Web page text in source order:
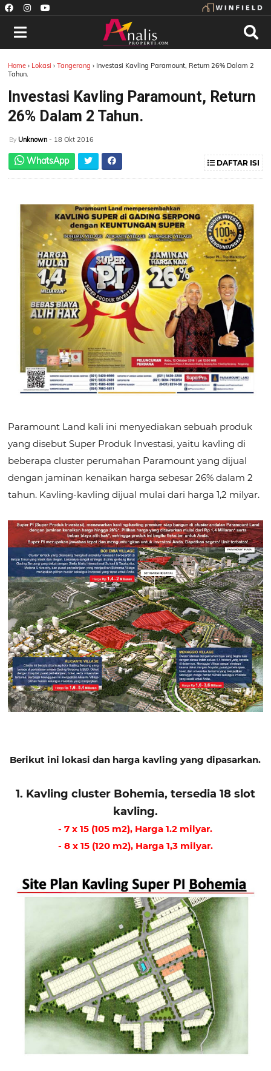
Home › Lokasi › Tangerang› Investasi Kavling Paramount, Return 26% Dalam 2
Tahun.
Investasi Kavling Paramount, Return
26% Dalam 2 Tahun.
By Unknown - 18 Okt 2016
WhatsApp DAFTAR ISI
Paramount Land kali ini menyediakan sebuah produk
yang disebut Super Produk Investasi, yaitu kavling di
beberapa cluster perumahan Paramount yang dijual
dengan jaminan kenaikan harga sebesar 26% dalam 2
tahun. Kavling-kavling dijual mulai dari harga 1,2 milyar.
Berikut ini lokasi dan harga kavling yang dipasarkan.
1. Kavling cluster Bohemia, tersedia 18 slot
kavling.
- 7 x 15 (105 m2), Harga 1.2 milyar.
- 8 x 15 (120 m2), Harga 1,3 milyar.